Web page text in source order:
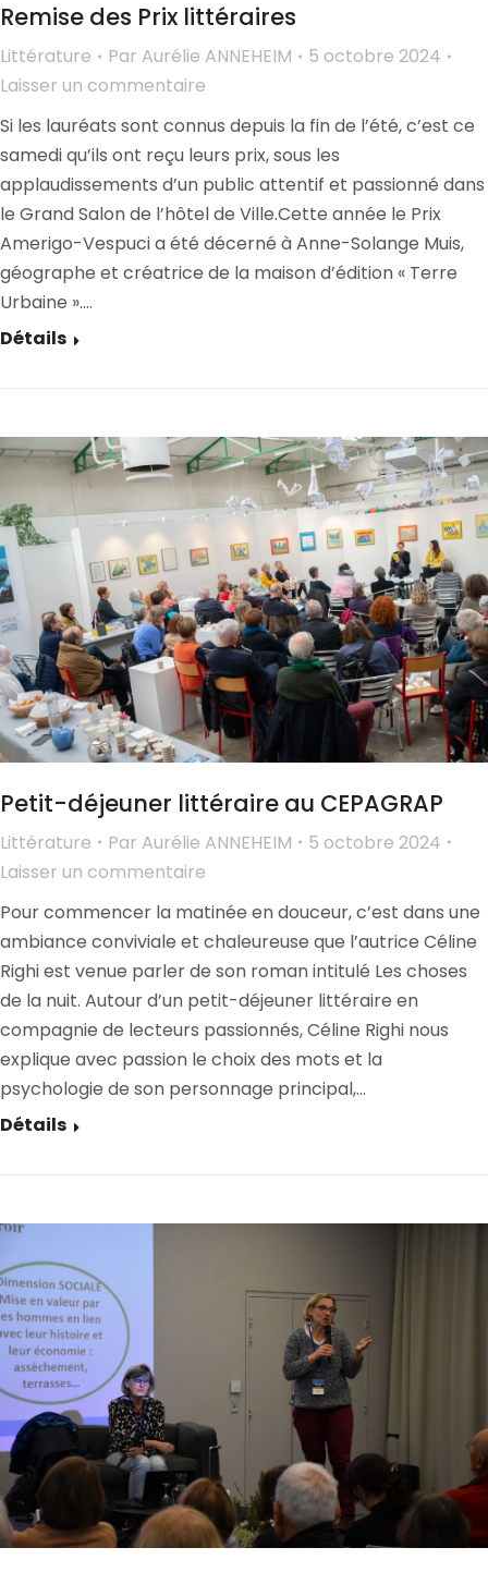
Remise des Prix littéraires
Littérature Par Aurélie ANNEHEIM
5 octobre 2024
Laisser un commentaire
Si les lauréats sont connus depuis la fin de l’été, c’est ce
samedi qu’ils ont reçu leurs prix, sous les
applaudissements d’un public attentif et passionné dans
le Grand Salon de l’hôtel de Ville.Cette année le Prix
Amerigo-Vespuci a été décerné à Anne-Solange Muis,
géographe et créatrice de la maison d’édition « Terre
Urbaine ».…
Détails
Petit-déjeuner littéraire au CEPAGRAP
Littérature Par Aurélie ANNEHEIM
5 octobre 2024
Laisser un commentaire
Pour commencer la matinée en douceur, c’est dans une
ambiance conviviale et chaleureuse que l’autrice Céline
Righi est venue parler de son roman intitulé Les choses
de la nuit. Autour d’un petit-déjeuner littéraire en
compagnie de lecteurs passionnés, Céline Righi nous
explique avec passion le choix des mots et la
psychologie de son personnage principal,…
Détails